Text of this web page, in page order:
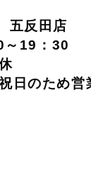
店
30
日のため営